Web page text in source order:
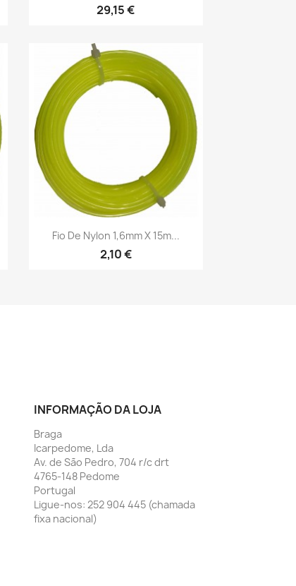
29,15 €
Fio De Nylon 1,6mm X 15m...
2,10 €
Vista rápida
INFORMAÇÃO DA LOJA
Braga
Icarpedome, Lda
Av. de São Pedro, 704 r/c drt
4765-148 Pedome
Portugal
Ligue-nos: 252 904 445 (chamada
fixa nacional)